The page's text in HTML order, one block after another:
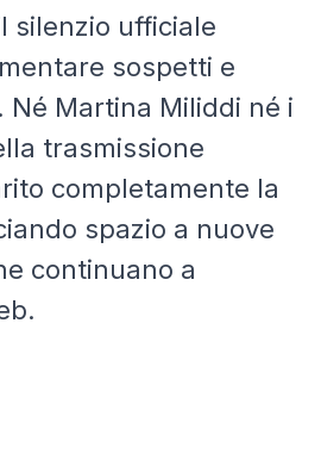
silenzio ufficiale
sospetti e
Martina Miliddi né i
trasmissione
completamente la
spazio a nuove
continuano a